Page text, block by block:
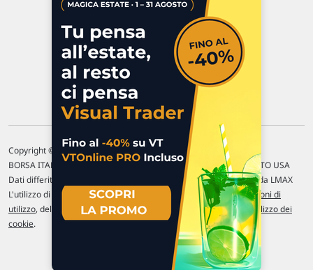
Commenti e segnalazioni
Contattaci
Copyright © 1996-2026 Traderlink Italia s.r.l.
BORSA ITALIANA Quotazioni di borsa differite di 15 min. / MERCATO USA
Dati differiti di 15 min. (fonte Intrinio) / FOREX Quotazioni fornite da LMAX
L'utilizzo di questo sito implica l'accettazione delle nostre Condizioni di
utilizzo, del Disclaimer MAR, dellePolitiche sulla privacye dell' Utilizzo dei
cookie.